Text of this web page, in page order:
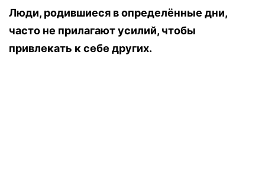
Люди, родившиеся в определённые дни,
часто не прилагают усилий, чтобы
привлекать к себе других.